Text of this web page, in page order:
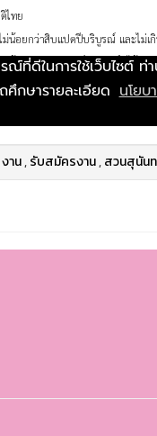
งาน,รับสมัครงาน,สวนสุนัน